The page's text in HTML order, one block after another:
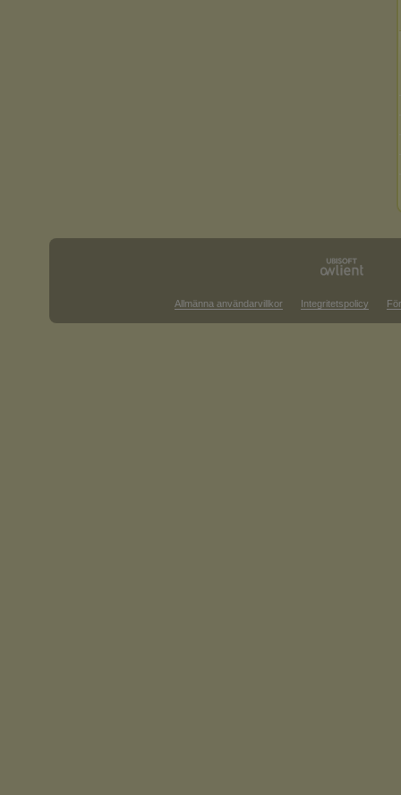
Allmänna användarvillkor Integritetspolicy